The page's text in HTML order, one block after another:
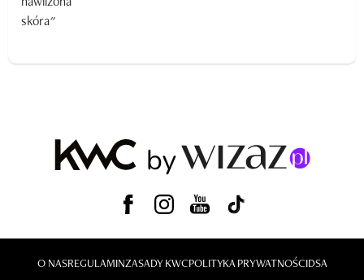
O NASREGULAMINZASADY KWCPOLITYKA PRYWATNOŚCIDSA